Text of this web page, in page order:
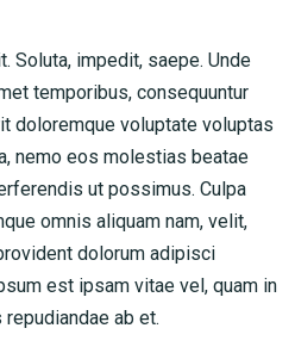
Soluta, impedit, saepe. Unde
temporibus, consequuntur
doloremque voluptate voluptas
nemo eos molestias beatae
ut possimus. Culpa
omnis aliquam nam, velit,
dolorum adipisci
est ipsam vitae vel, quam in
ab et.